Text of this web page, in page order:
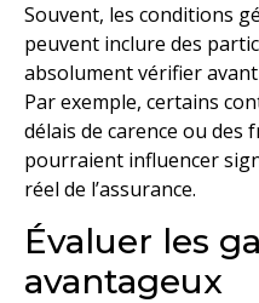
Souvent, les conditions
peuvent inclure des
absolument vérifier
Par exemple, certains
délais de carence ou des
pourraient influencer
réel de l’assurance.
Évaluer les
avantageux